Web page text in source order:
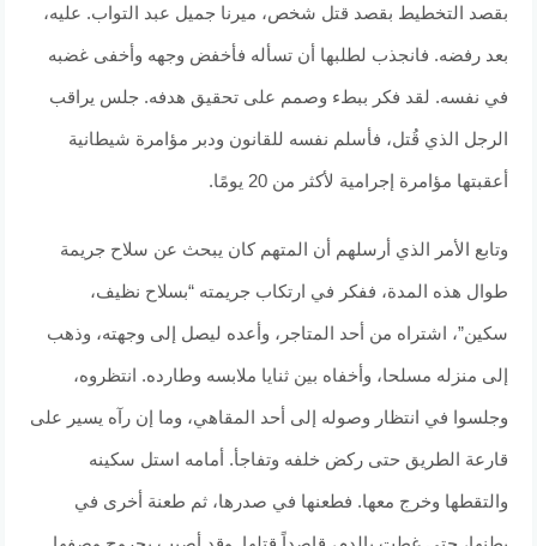
بقصد التخطيط بقصد قتل شخص، ميرنا جميل عبد التواب. عليه،
بعد رفضه. فانجذب لطلبها أن تسأله فأخفض وجهه وأخفى غضبه
في نفسه. لقد فكر ببطء وصمم على تحقيق هدفه. جلس يراقب
الرجل الذي قُتل، فأسلم نفسه للقانون ودبر مؤامرة شيطانية
أعقبتها مؤامرة إجرامية لأكثر من 20 يومًا.
وتابع الأمر الذي أرسلهم أن المتهم كان يبحث عن سلاح جريمة
طوال هذه المدة، ففكر في ارتكاب جريمته “بسلاح نظيف،
سكين”، اشتراه من أحد المتاجر، وأعده ليصل إلى وجهته، وذهب
إلى منزله مسلحا، وأخفاه بين ثنايا ملابسه وطارده. انتظروه،
وجلسوا في انتظار وصوله إلى أحد المقاهي، وما إن رآه يسير على
قارعة الطريق حتى ركض خلفه وتفاجأ. أمامه استل سكينه
والتقطها وخرج معها. فطعنها في صدرها، ثم طعنة أخرى في